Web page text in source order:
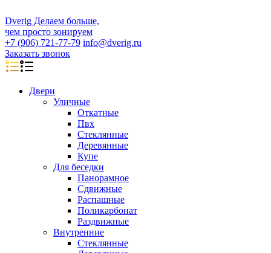
Dverig Делаем больше,
чем просто зонируем
+7 (906) 721-77-79 info@dverig.ru
Заказать звонок
Двери
Уличные
Откатные
Пвх
Стеклянные
Деревянные
Купе
Для беседки
Панорамное
Сдвижные
Распашные
Поликарбонат
Раздвижные
Внутренние
Стеклянные